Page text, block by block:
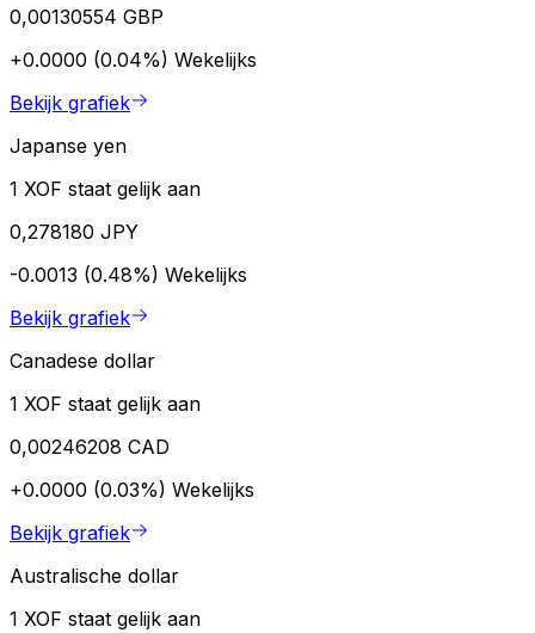
0,00130554 GBP
+0.0000 (0.04%) Wekelijks
Bekijk grafiek
Japanse yen
1 XOF staat gelijk aan
0,278180 JPY
-0.0013 (0.48%) Wekelijks
Bekijk grafiek
Canadese dollar
1 XOF staat gelijk aan
0,00246208 CAD
+0.0000 (0.03%) Wekelijks
Bekijk grafiek
Australische dollar
1 XOF staat gelijk aan